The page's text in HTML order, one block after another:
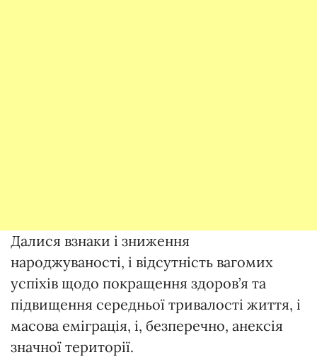
Далися взнаки і зниження
народжуваності, і відсутність вагомих
успіхів щодо покращення здоров’я та
підвищення середньої тривалості життя, і
масова еміграція, і, безперечно, анексія
значної території.